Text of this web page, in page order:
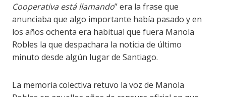
Cooperativa está llamando” era la frase que
anunciaba que algo importante había pasado y en
los años ochenta era habitual que fuera Manola
Robles la que despachara la noticia de último
minuto desde algún lugar de Santiago.
La memoria colectiva retuvo la voz de Manola